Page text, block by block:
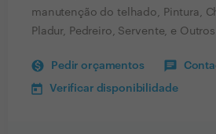
manutenção do telhado, Pintura,
Pladur, Pedreiro, Servente, e
Pedir orçamentos
Verificar disponibilidade